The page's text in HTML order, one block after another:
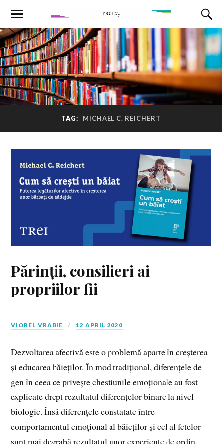
TAG: MICHAEL C. REICHERT
Părinții, consilieri ai
propriilor fii
VIOREL VRABIE 12 APRIL 2020
Dezvoltarea afectivă este o problemă aparte în creșterea
și educarea băieților. În mod tradițional, diferențele de
gen în ceea ce privește chestiunile emoționale au fost
explicate drept rezultatul diferențelor binare la nivel
biologic. Însă diferențele constatate între
comportamentul emoțional al băieților și cel al fetelor
sunt mai degrabă rezultatul unor experiențe de ordin